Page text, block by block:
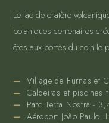
Le lac de cratère
botaniques centenaires
êtes aux portes du coin le
Village de Furnas et
Caldeiras et piscines
Parc Terra Nostra -
Aéroport João Paulo